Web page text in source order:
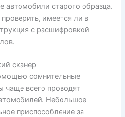
автомобили старого образца.
имеется ли в
с расшифровкой
сканер
сомнительные
чаще всего проводят
Небольшое
приспособление за